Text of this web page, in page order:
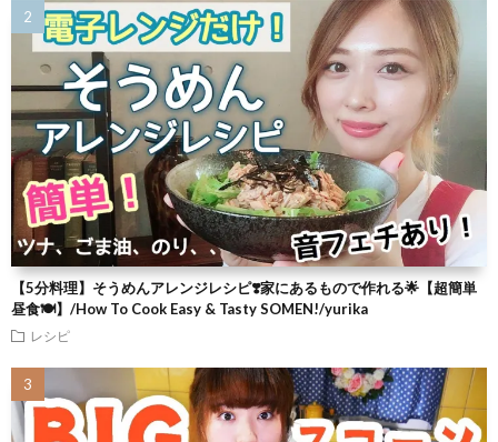
【5分料理】そうめんアレンジレシピ❣️家にあるもので作れる🌟【超簡単
昼食🍽】/How To Cook Easy & Tasty SOMEN!/yurika
レシピ